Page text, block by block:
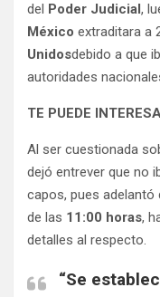
del Poder Judicial,
México extraditara a
Unidosdebido a que
autoridades
TE PUEDE
Al ser cuestionada
dejó entrever que no
capos, pues
de las 11:00 horas,
detalles al respecto.
“Se